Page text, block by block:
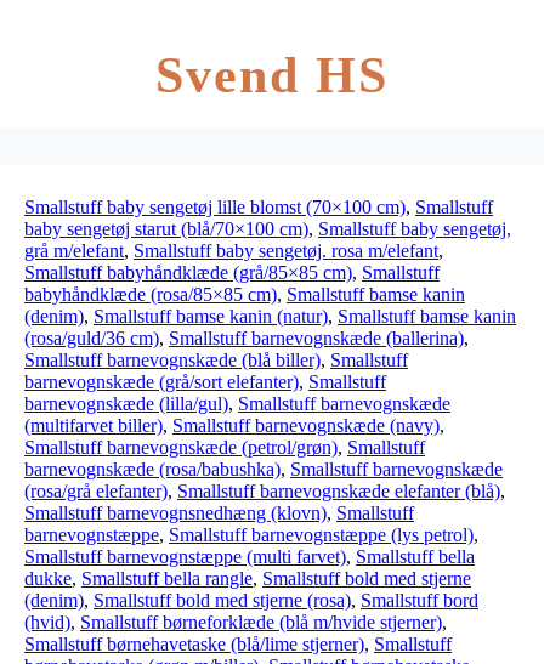
Svend HS
Smallstuff baby sengetøj lille blomst (70×100 cm), Smallstuff
baby sengetøj starut (blå/70×100 cm), Smallstuff baby sengetøj,
grå m/elefant, Smallstuff baby sengetøj. rosa m/elefant,
Smallstuff babyhåndklæde (grå/85×85 cm), Smallstuff
babyhåndklæde (rosa/85×85 cm), Smallstuff bamse kanin
(denim), Smallstuff bamse kanin (natur), Smallstuff bamse kanin
(rosa/guld/36 cm), Smallstuff barnevognskæde (ballerina),
Smallstuff barnevognskæde (blå biller), Smallstuff
barnevognskæde (grå/sort elefanter), Smallstuff
barnevognskæde (lilla/gul), Smallstuff barnevognskæde
(multifarvet biller), Smallstuff barnevognskæde (navy),
Smallstuff barnevognskæde (petrol/grøn), Smallstuff
barnevognskæde (rosa/babushka), Smallstuff barnevognskæde
(rosa/grå elefanter), Smallstuff barnevognskæde elefanter (blå),
Smallstuff barnevognsnedhæng (klovn), Smallstuff
barnevognstæppe, Smallstuff barnevognstæppe (lys petrol),
Smallstuff barnevognstæppe (multi farvet), Smallstuff bella
dukke, Smallstuff bella rangle, Smallstuff bold med stjerne
(denim), Smallstuff bold med stjerne (rosa), Smallstuff bord
(hvid), Smallstuff børneforklæde (blå m/hvide stjerner),
Smallstuff børnehavetaske (blå/lime stjerner), Smallstuff